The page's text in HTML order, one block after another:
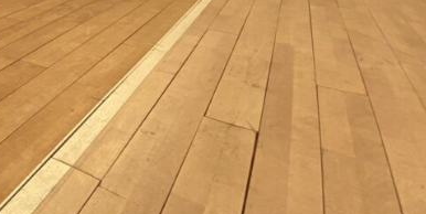
La entrevista bTactic
La entrevista bTactic
mayo 7, 2026
Nos hacemos mayores. Vamos creciendo. Tanto así